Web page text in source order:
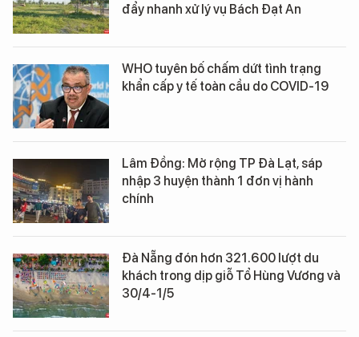
đẩy nhanh xử lý vụ Bách Đạt An
WHO tuyên bố chấm dứt tình trạng
khẩn cấp y tế toàn cầu do COVID-19
Lâm Đồng: Mở rộng TP Đà Lạt, sáp
nhập 3 huyện thành 1 đơn vị hành
chính
Đà Nẵng đón hơn 321.600 lượt du
khách trong dịp giỗ Tổ Hùng Vương và
30/4-1/5